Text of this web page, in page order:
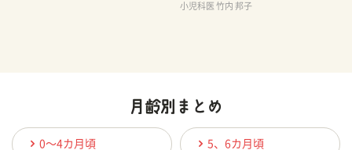
小児科医 竹内 邦子
0〜4カ月頃 5、6カ月頃